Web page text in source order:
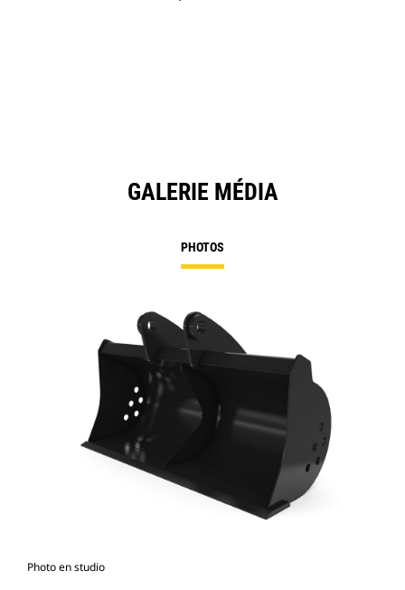
GALERIE MÉDIA
PHOTOS
Photo en studio